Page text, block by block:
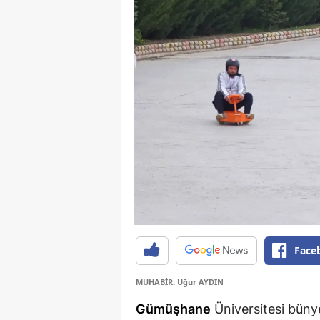
MUHABİR: Uğur AYDIN
Gümüşhane Üniversitesi